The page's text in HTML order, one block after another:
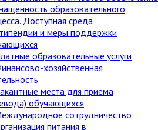
образовательного
Доступная среда
и меры поддержки
образовательные услуги
хозяйственная
места для приема
обучающихся
сотрудничество
питания в